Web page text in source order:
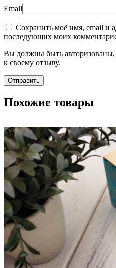
Email
Сохранить моё имя, email и
последующих моих
Вы должны быть авторизованы,
к своему отзыву.
Похожие товары